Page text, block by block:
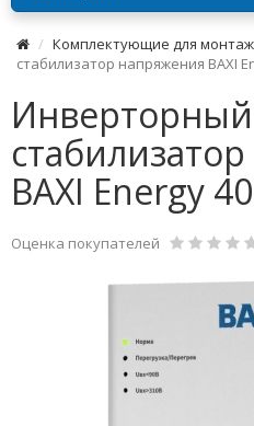
Комплектующие для
стабилизатор напряжения BAXI
Инверторный
BAXI Energy
Оценка покупателей